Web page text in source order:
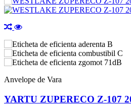
B
C
71dB
Anvelope de Vara
YARTU ZUPERECO Z-107